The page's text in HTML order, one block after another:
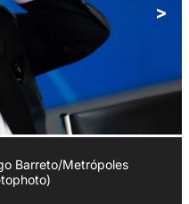
>
Barreto/Metrópoles